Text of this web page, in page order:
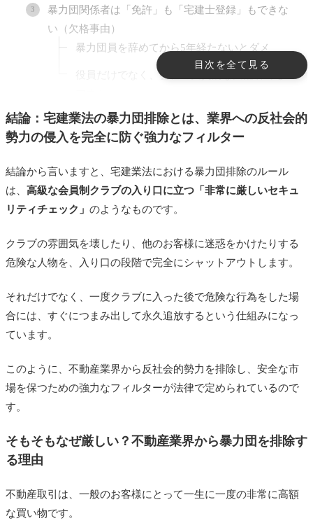
目次を全て見る
暴力団関係者は「免許」も「宅建士登録」もできな
い（欠格事由）
暴力団員を辞めてから5年経たないとダメ
役員だけでなく、会社の実質的な支配者でも
業務で暴力団を利用した場合はどうなる？（悪質な
地上げなど）
取消など）
暴力団排除のルールが存在するメリット・デメリッ
メリット
デメリット
まとめ
あわせて読みたい
結論：宅建業法の暴力団排除とは、業界への反社会的
勢力の侵入を完全に防ぐ強力なフィルター
結論から言いますと、宅建業法における暴力団排除のルール
は、 高級な会員制クラブの入り口に立つ「非常に厳しいセキュ
リティチェック」 のようなものです。
クラブの雰囲気を壊したり、他のお客様に迷惑をかけたりする
危険な人物を、入り口の段階で完全にシャットアウトします。
それだけでなく、一度クラブに入った後で危険な行為をした場
合には、すぐにつまみ出して永久追放するという仕組みになっ
ています。
このように、不動産業界から反社会的勢力を排除し、安全な市
場を保つための強力なフィルターが法律で定められているので
す。
そもそもなぜ厳しい？不動産業界から暴力団を排除す
る理由
不動産取引は、一般のお客様にとって一生に一度の非常に高額
な買い物です。